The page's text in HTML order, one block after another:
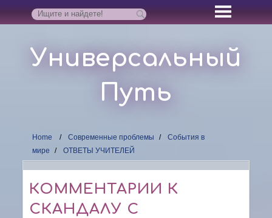
Универсальный
Путь
Home Современные проблемы
События в
мире
ОТВЕТЫ УЧИТЕЛЕЙ
КОММЕНТАРИИ К
СКАНДАЛУ С